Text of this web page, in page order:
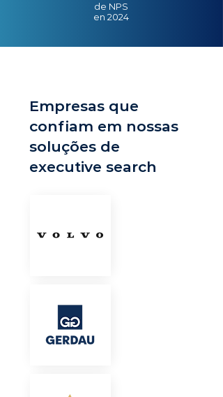
de NPS
en 2024
Empresas que
confiam em nossas
soluções de
executive search